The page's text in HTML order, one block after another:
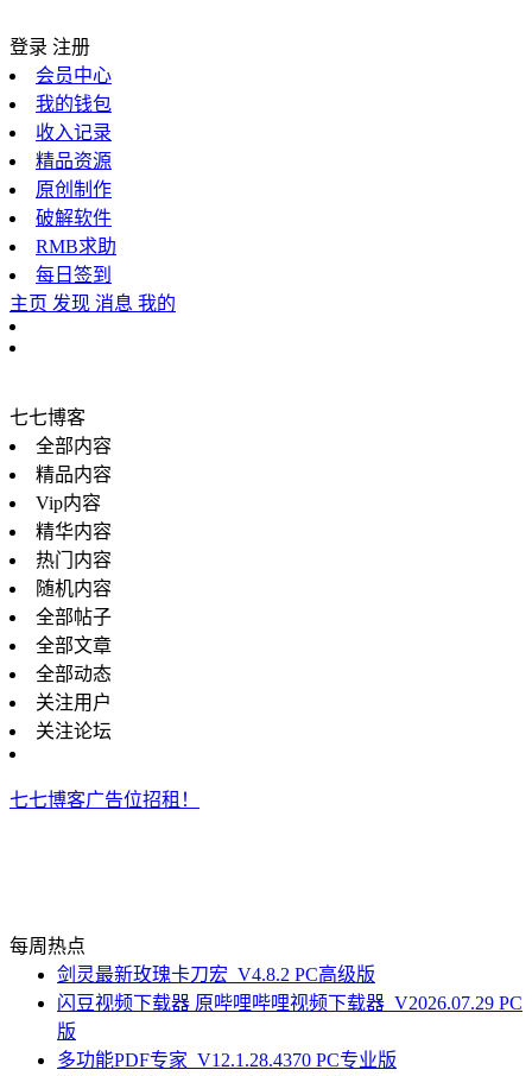
登录 注册
会员中心
我的钱包
收入记录
精品资源
原创制作
破解软件
RMB求助
每日签到
主页 发现 消息 我的
七七博客
全部内容
精品内容
Vip内容
精华内容
热门内容
随机内容
全部帖子
全部文章
全部动态
关注用户
关注论坛
七七博客广告位招租！
每周热点
剑灵最新玫瑰卡刀宏_V4.8.2 PC高级版
闪豆视频下载器 原哔哩哔哩视频下载器_V2026.07.29 PC
版
多功能PDF专家_V12.1.28.4370 PC专业版